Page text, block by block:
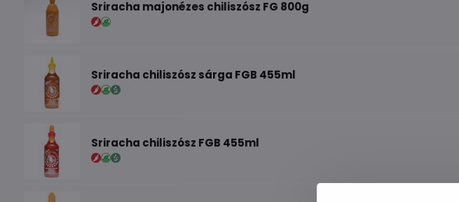
Sriracha majonézes chiliszósz FG 800g
Sriracha chiliszósz sárga FGB 455ml
Sriracha chiliszósz FGB 455ml